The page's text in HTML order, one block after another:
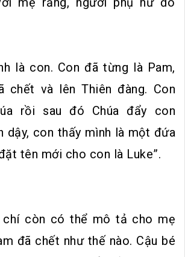
là con. Con đã từng là Pam,
chết và lên Thiên đàng. Con
rồi sau đó Chúa đẩy con
dậy, con thấy mình là một đứa
tên mới cho con là Luke”.
chí còn có thể mô tả cho mẹ
đã chết như thế nào. Cậu bé